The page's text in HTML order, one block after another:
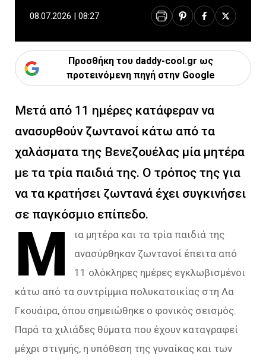
08.07.2026 | 08:27
Προσθήκη του daddy-cool.gr ως
προτεινόμενη πηγή στην Google
Μετά από 11 ημέρες κατάφεραν να
ανασυρθούν ζωντανοί κάτω από τα
χαλάσματα της Βενεζουέλας μία μητέρα
με τα τρία παιδιά της. Ο τρόπος της για
να τα κρατήσει ζωντανά έχει συγκινήσει
σε παγκόσμιο επίπεδο.
Μ
ια μητέρα και τα τρία παιδιά της
ανασύρθηκαν ζωντανοί έπειτα από
11 ολόκληρες ημέρες εγκλωβισμένοι
κάτω από τα συντρίμμια πολυκατοικίας στη Λα
Γκουάιρα, όπου σημειώθηκε ο φονικός σεισμός.
Παρά τα χιλιάδες θύματα που έχουν καταγραφεί
μέχρι στιγμής, η υπόθεση της γυναίκας και των